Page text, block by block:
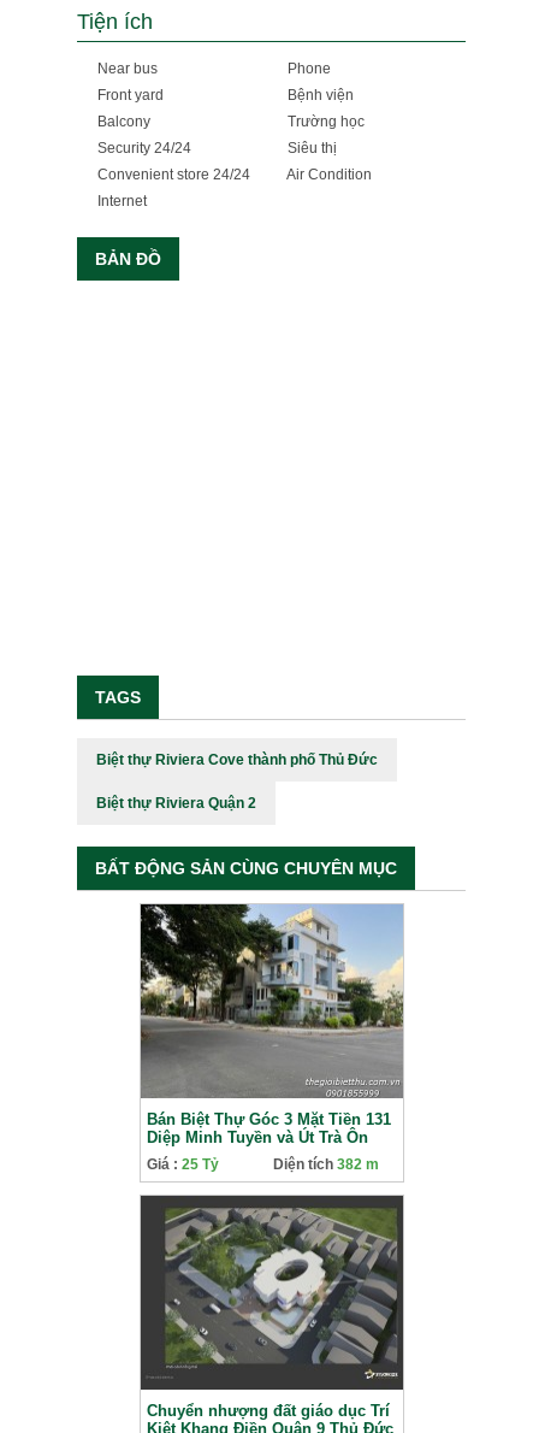
Tiện ích
Near bus
Phone
Front yard
Bệnh viện
Balcony
Trường học
Security 24/24
Siêu thị
Convenient store 24/24
Air Condition
Internet
BẢN ĐỒ
TAGS
Biệt thự Riviera Cove thành phố Thủ Đức
Biệt thự Riviera Quận 2
BẤT ĐỘNG SẢN CÙNG CHUYÊN MỤC
Bán Biệt Thự Góc 3 Mặt Tiền 131
Diệp Minh Tuyền và Út Trà Ôn
KDC Gia Hòa Phước Long
Giá : 25 Tỷ Diện tích 382 m
Chuyển nhượng đất giáo dục Trí
Kiệt Khang Điền Quận 9 Thủ Đức